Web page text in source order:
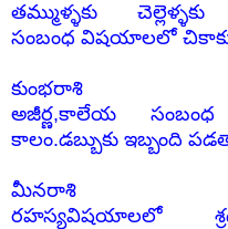
తమ్ముళ్ళకు చెల్లెళ్ళకు
సంబంధ విషయాలలో
కుంభరాశి
అజీర్ణ,కాలేయ సంబంధ
కాలం.డబ్బుకు ఇబ్బంది
మీనరాశి
రహస్యవిషయాలలో